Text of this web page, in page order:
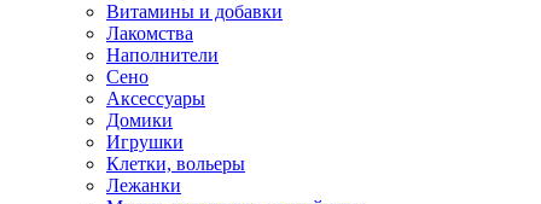
Витамины и добавки
Лакомства
Наполнители
Сено
Аксессуары
Домики
Игрушки
Клетки, вольеры
Лежанки